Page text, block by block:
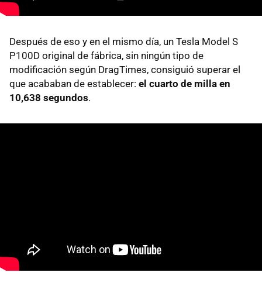
Después de eso y en el mismo día, un Tesla Model S
P100D original de fábrica, sin ningún tipo de
modificación según DragTimes, consiguió superar el
que acababan de establecer: el cuarto de milla en
10,638 segundos.